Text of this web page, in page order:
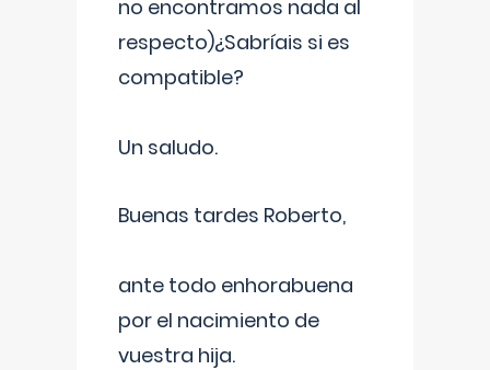
no encontramos nada al
respecto)¿Sabríais si es
compatible?
Un saludo.
Buenas tardes Roberto,
ante todo enhorabuena
por el nacimiento de
vuestra hija.